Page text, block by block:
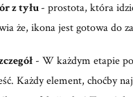
z tyłu- prostota, która
że, ikona jest gotowa do
- W każdym etapie
Każdy element, choćby